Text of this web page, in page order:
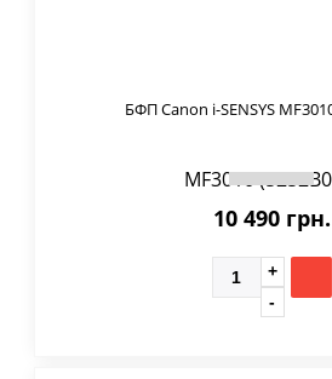
БФП Canon i-SENSYS
10 490 грн.